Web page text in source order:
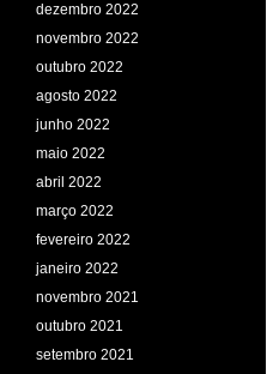
dezembro 2022
novembro 2022
outubro 2022
agosto 2022
junho 2022
maio 2022
abril 2022
março 2022
fevereiro 2022
janeiro 2022
novembro 2021
outubro 2021
setembro 2021